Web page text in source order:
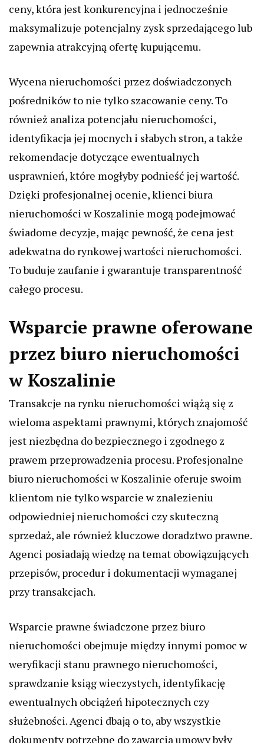
ceny, która jest konkurencyjna i jednocześnie
maksymalizuje potencjalny zysk sprzedającego lub
zapewnia atrakcyjną ofertę kupującemu.
Wycena nieruchomości przez doświadczonych
pośredników to nie tylko szacowanie ceny. To
również analiza potencjału nieruchomości,
identyfikacja jej mocnych i słabych stron, a także
rekomendacje dotyczące ewentualnych
usprawnień, które mogłyby podnieść jej wartość.
Dzięki profesjonalnej ocenie, klienci biura
nieruchomości w Koszalinie mogą podejmować
świadome decyzje, mając pewność, że cena jest
adekwatna do rynkowej wartości nieruchomości.
To buduje zaufanie i gwarantuje transparentność
całego procesu.
Wsparcie prawne oferowane
przez biuro nieruchomości
w Koszalinie
Transakcje na rynku nieruchomości wiążą się z
wieloma aspektami prawnymi, których znajomość
jest niezbędna do bezpiecznego i zgodnego z
prawem przeprowadzenia procesu. Profesjonalne
biuro nieruchomości w Koszalinie oferuje swoim
klientom nie tylko wsparcie w znalezieniu
odpowiedniej nieruchomości czy skuteczną
sprzedaż, ale również kluczowe doradztwo prawne.
Agenci posiadają wiedzę na temat obowiązujących
przepisów, procedur i dokumentacji wymaganej
przy transakcjach.
Wsparcie prawne świadczone przez biuro
nieruchomości obejmuje między innymi pomoc w
weryfikacji stanu prawnego nieruchomości,
sprawdzanie ksiąg wieczystych, identyfikację
ewentualnych obciążeń hipotecznych czy
służebności. Agenci dbają o to, aby wszystkie
dokumenty potrzebne do zawarcia umowy były